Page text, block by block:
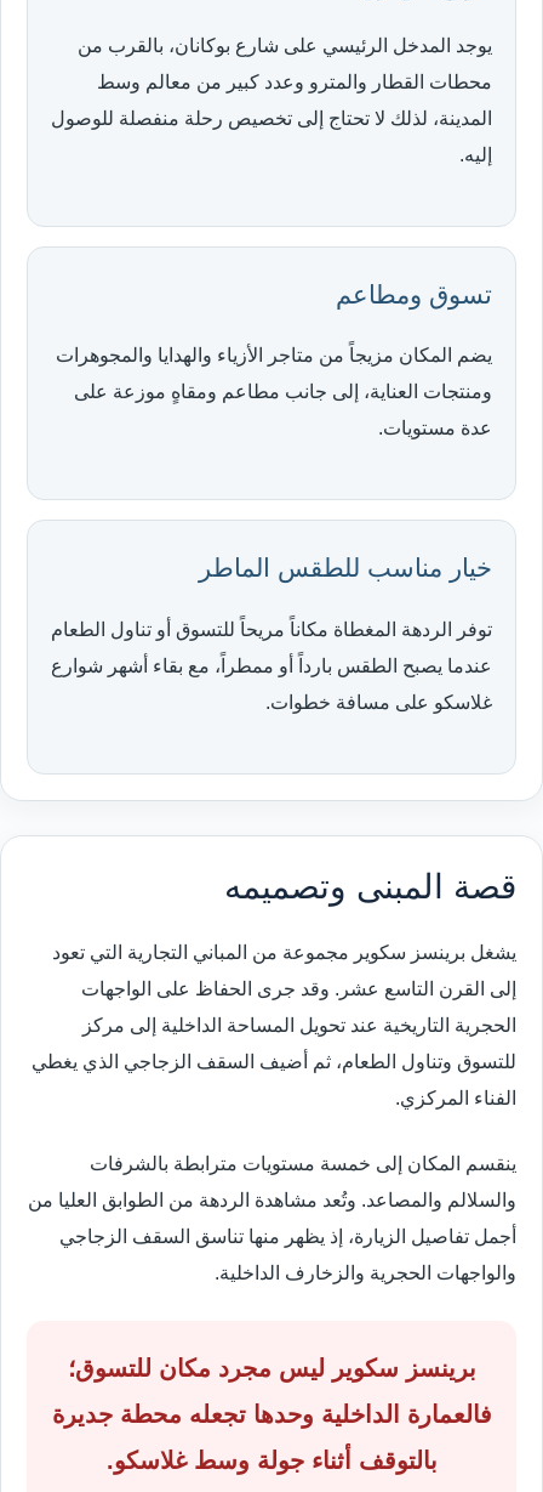
يوجد المدخل الرئيسي على شارع بوكانان، بالقرب من
محطات القطار والمترو وعدد كبير من معالم وسط
المدينة، لذلك لا تحتاج إلى تخصيص رحلة منفصلة للوصول
إليه.
تسوق ومطاعم
يضم المكان مزيجاً من متاجر الأزياء والهدايا والمجوهرات
ومنتجات العناية، إلى جانب مطاعم ومقاهٍ موزعة على
عدة مستويات.
خيار مناسب للطقس الماطر
توفر الردهة المغطاة مكاناً مريحاً للتسوق أو تناول الطعام
عندما يصبح الطقس بارداً أو ممطراً، مع بقاء أشهر شوارع
غلاسكو على مسافة خطوات.
قصة المبنى وتصميمه
يشغل برينسز سكوير مجموعة من المباني التجارية التي تعود
إلى القرن التاسع عشر. وقد جرى الحفاظ على الواجهات
الحجرية التاريخية عند تحويل المساحة الداخلية إلى مركز
للتسوق وتناول الطعام، ثم أضيف السقف الزجاجي الذي يغطي
الفناء المركزي.
ينقسم المكان إلى خمسة مستويات مترابطة بالشرفات
والسلالم والمصاعد. وتُعد مشاهدة الردهة من الطوابق العليا من
أجمل تفاصيل الزيارة، إذ يظهر منها تناسق السقف الزجاجي
والواجهات الحجرية والزخارف الداخلية.
برينسز سكوير ليس مجرد مكان للتسوق؛
فالعمارة الداخلية وحدها تجعله محطة جديرة
بالتوقف أثناء جولة وسط غلاسكو.